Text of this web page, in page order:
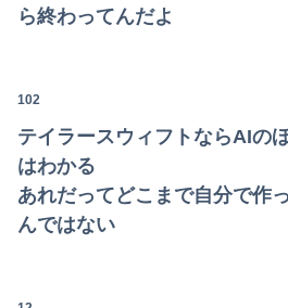
【悲報】ショートスリーパーさん
【画像】最新のライザ、まだイケ
ら終わってんだよ
102
テイラースウィフトならAIの
はわかる
あれだってどこまで自分で作
んではない